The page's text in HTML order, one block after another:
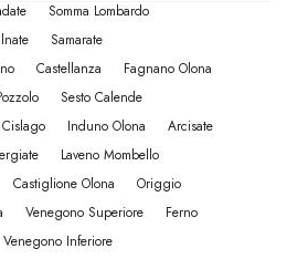
Somma Lombardo
Samarate
Castellanza
Fagnano Olona
Sesto Calende
Cislago Induno Olona
Arcisate
Laveno Mombello
Castiglione Olona
Origgio
Venegono Superiore
Ferno
Venegono Inferiore